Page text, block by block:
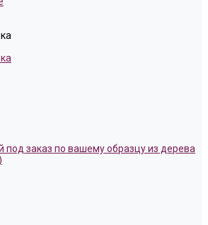
под заказ по вашему образцу из дерева